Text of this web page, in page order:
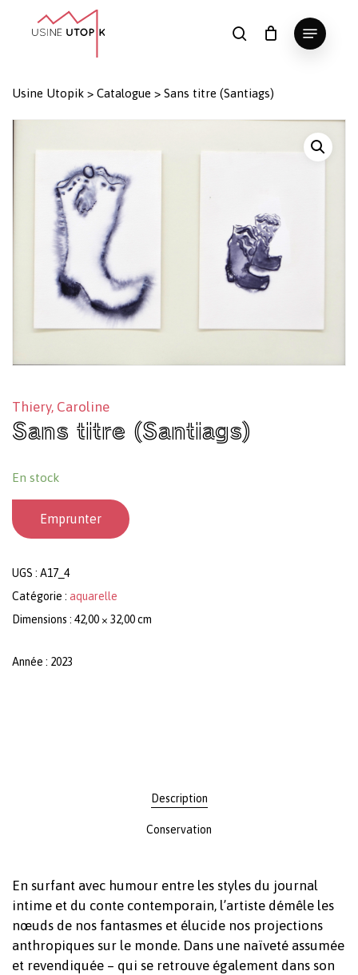
search
Menu
Panier Fermer
le
Usine Utopik > Catalogue > Sans titre (Santiags)
Thiery, Caroline
Sans titre (Santiags)
En stock
Emprunter
UGS : A17_4
Catégorie : aquarelle
Dimensions : 42,00 × 32,00 cm
Année : 2023
Description
Conservation
En surfant avec humour entre les styles du journal
intime et du conte contemporain, l’artiste démêle les
nœuds de nos fantasmes et élucide nos projections
anthropiques sur le monde. Dans une naïveté assumée
et revendiquée – qui se retrouve également dans son
Close